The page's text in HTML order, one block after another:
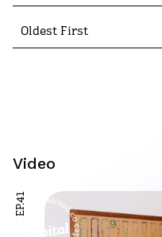
Oldest First
Video
EP.41